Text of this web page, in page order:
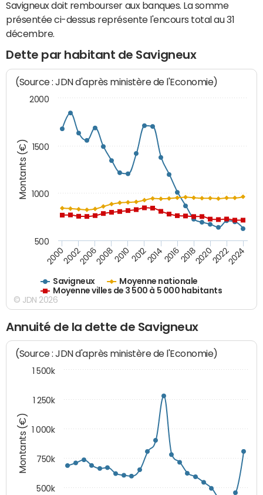
Savigneux doit rembourser aux banques. La somme
présentée ci-dessus représente l'encours total au 31
décembre.
Dette par habitant de Savigneux
Montants (€)
(Source : JDN d'après ministère de l'Economie)
Savigneux
Moyenne nationale
Moyenne villes de 3 500 à 5 000 habitants
200020022006200820102012201420162018202020222024
500
1000
1500
2000
© JDN 2026
Annuité de la dette de Savigneux
Montants (€)
(Source : JDN d'après ministère de l'Economie)
500k
750k
1 000k
1 250k
1 500k